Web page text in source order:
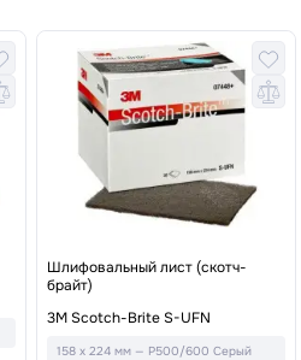
Шлифовальный лист (скотч-
брайт)
3M Scotch-Brite S-UFN
158 x 224 мм — P500/600 Серый